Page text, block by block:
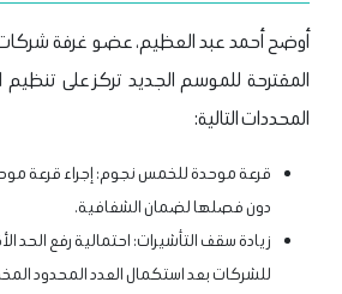
أوضح أحمد عبد العظيم، عضو غرفة شركات
المقترحة للموسم الجديد تركز على تنظيم
المحددات التالية:
قرعة موحدة للخمس نجوم: إجراء قرعة
دون فصلها لضمان الشفافية.
زيادة سقف التأشيرات: احتمالية رفع الحد
للشركات بعد استكمال العدد المحدود